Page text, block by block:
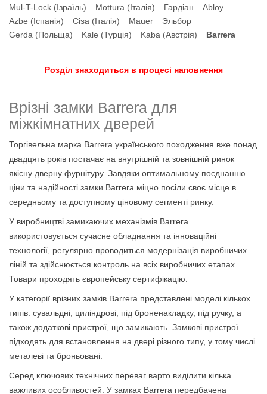
Mul-T-Lock (Ізраїль)
Mottura (Італія) Гардіан
Ablоу
Azbe (Іспанія)
Cisa (Італія) Mauer
Эльбор
Gerda (Польща)
Kale (Турція) Kaba (Австрія) Barrera
Розділ знаходиться в процесі наповнення
Врізні замки Barrera для
міжкімнатних дверей
Торгівельна марка Barrera українського походження вже понад
двадцять років постачає на внутрішній та зовнішній ринок
якісну дверну фурнітуру. Завдяки оптимальному поєднанню
ціни та надійності замки Barrera міцно посіли своє місце в
середньому та доступному ціновому сегменті ринку.
У виробництві замикаючих механізмів Barrera
використовується сучасне обладнання та інноваційні
технології, регулярно проводиться модернізація виробничих
ліній та здійснюється контроль на всіх виробничих етапах.
Товари проходять європейську сертифікацію.
У категорії врізних замків Barrera представлені моделі кількох
типів: сувальдні, циліндрові, під броненакладку, під ручку, а
також додаткові пристрої, що замикають. Замкові пристрої
підходять для встановлення на двері різного типу, у тому числі
металеві та броньовані.
Серед ключових технічних переваг варто виділити кілька
важливих особливостей. У замках Barrera передбачена